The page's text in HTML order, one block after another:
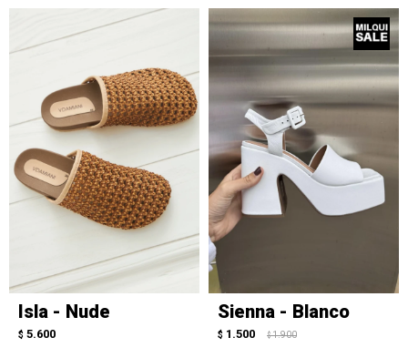
Isla - Nude
$ 5.600
Sienna - Blanco
$ 1.500 $ 1.900